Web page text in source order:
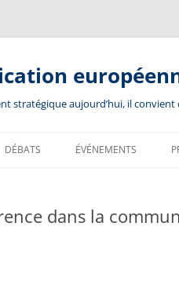
stratégique aujourd’hui, il
DÉBATS ÉVÉNEMENTS
dans la